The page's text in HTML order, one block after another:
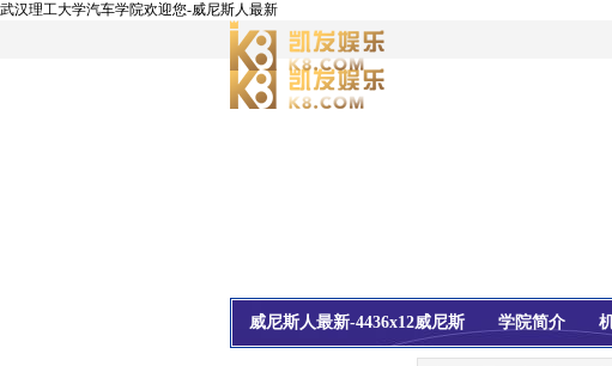
武汉理工大学汽车学院欢迎您-威尼斯人最新
威尼斯人最新-4436x12威尼斯 学院简介